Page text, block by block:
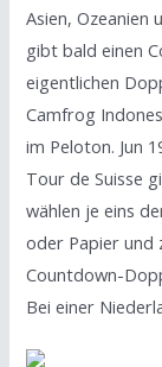
Asien, Ozeanien
gibt bald einen
eigentlichen
Camfrog
im Peloton. Jun
Tour de Suisse
wählen je eins
oder Papier und
Countdown-
Bei einer